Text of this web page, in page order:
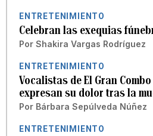
ENTRETENIMIENTO
Celebran las exequias
Por Shakira Vargas Rodríguez
ENTRETENIMIENTO
Vocalistas de El Gran
expresan su dolor tras la
Por Bárbara Sepúlveda Núñez
ENTRETENIMIENTO